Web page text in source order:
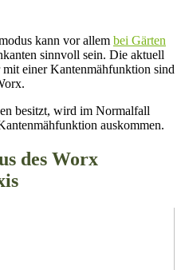
kann vor allem bei Gärten
sinnvoll sein. Die aktuell
einer Kantenmähfunktion sind
besitzt, wird im Normalfall
auskommen.
des Worx